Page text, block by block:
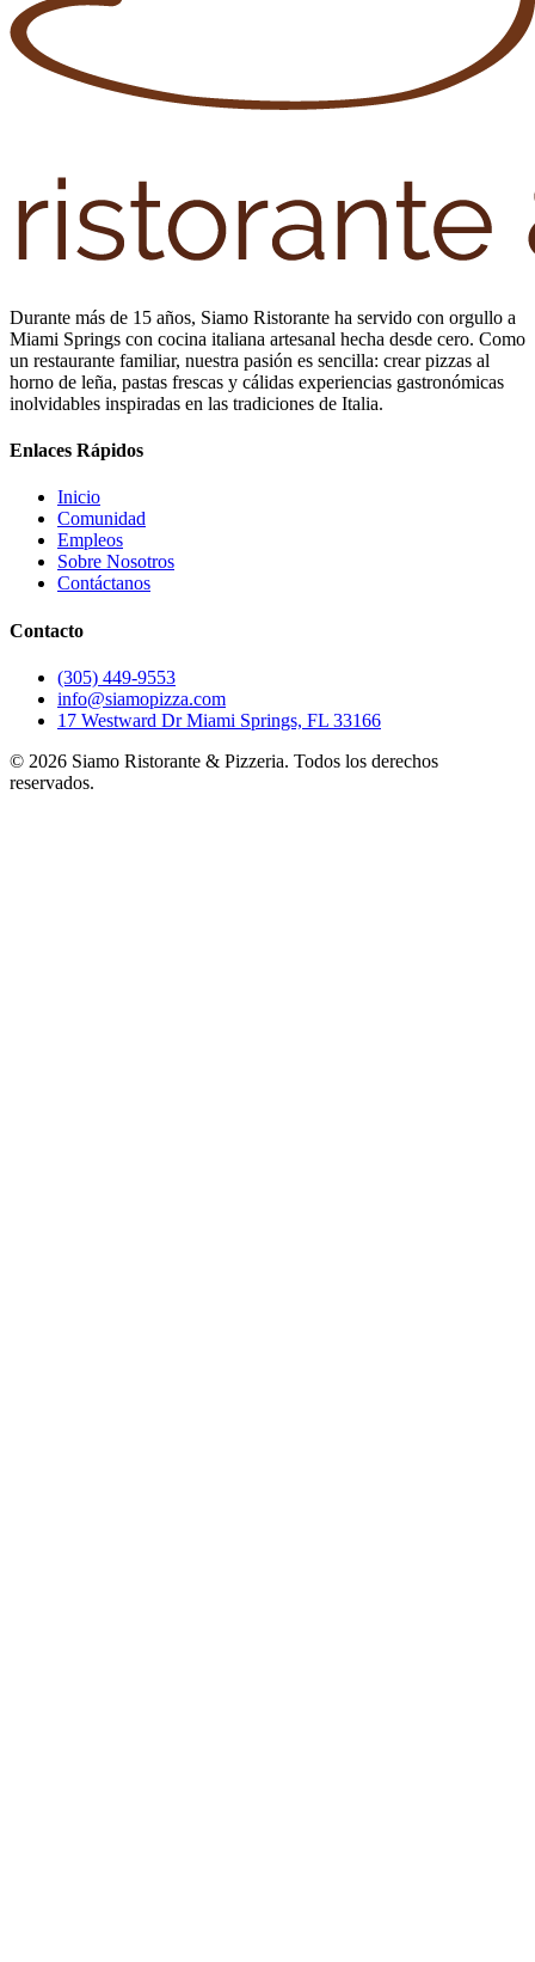
Durante más de 15 años, Siamo Ristorante ha servido con orgullo a
Miami Springs con cocina italiana artesanal hecha desde cero. Como
un restaurante familiar, nuestra pasión es sencilla: crear pizzas al
horno de leña, pastas frescas y cálidas experiencias gastronómicas
inolvidables inspiradas en las tradiciones de Italia.
Enlaces Rápidos
Inicio
Comunidad
Empleos
Sobre Nosotros
Contáctanos
Contacto
(305) 449-9553
info@siamopizza.com
17 Westward Dr Miami Springs, FL 33166
© 2026 Siamo Ristorante & Pizzeria. Todos los derechos
reservados.